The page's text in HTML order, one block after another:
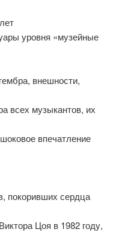
уровня «музейные
внешности,
всех музыкантов, их
впечатление
покоривших сердца
Цоя в 1982 году,